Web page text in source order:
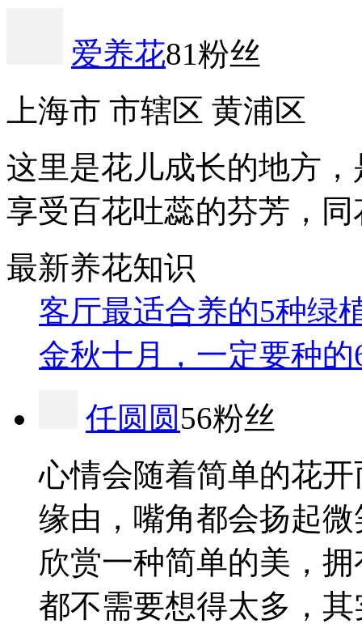
爱养花81粉丝
上海市 市辖区 黄浦区
这里是花儿成长的地方
享受百花吐蕊的芬芳，
最新养花知识
客厅最适合养的5种绿
金秋十月，一定要种
任圆圆56粉丝
心情会随着简单的花
缘由，嘴角都会扬起
欣赏一种简单的美，
都不需要想得太多，